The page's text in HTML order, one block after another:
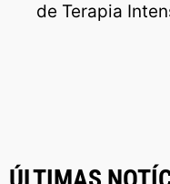
de Terapia